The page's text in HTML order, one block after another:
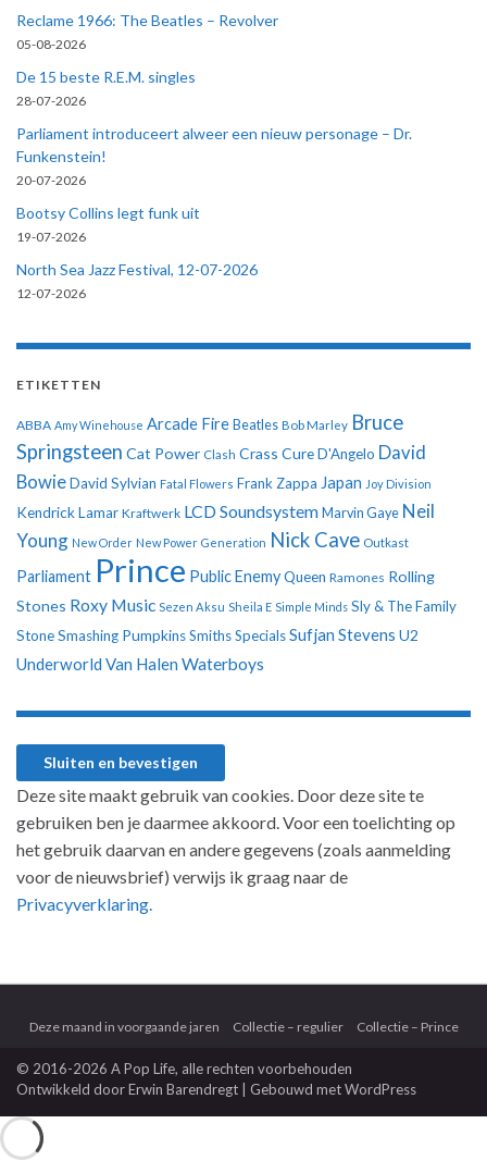
Reclame 1966: The Beatles – Revolver
05-08-2026
De 15 beste R.E.M. singles
28-07-2026
Parliament introduceert alweer een nieuw personage – Dr.
Funkenstein!
20-07-2026
Bootsy Collins legt funk uit
19-07-2026
North Sea Jazz Festival, 12-07-2026
12-07-2026
ETIKETTEN
ABBA Amy Winehouse Arcade Fire Beatles Bob Marley Bruce
Springsteen Cat Power Clash Crass CureD'Angelo David
BowieDavid Sylvian Fatal Flowers Frank Zappa Japan Joy Division
Kendrick Lamar Kraftwerk LCD Soundsystem Marvin Gaye Neil
Young New Order New Power Generation Nick Cave Outkast
Parliament Prince Public EnemyQueen Ramones Rolling
Stones Roxy Music Sezen Aksu Sheila E Simple Minds Sly & The Family
StoneSmashing PumpkinsSmithsSpecialsSufjan Stevens U2
Underworld Van Halen Waterboys
Deze site maakt gebruik van cookies. Door deze site te
gebruiken ben je daarmee akkoord. Voor een toelichting op
het gebruik daarvan en andere gegevens (zoals aanmelding
voor de nieuwsbrief) verwijs ik graag naar de
Privacyverklaring.
Deze maand in voorgaande jaren Collectie – regulier Collectie – Prince
© 2016-2026 A Pop Life, alle rechten voorbehouden
Ontwikkeld doorErwin Barendregt | Gebouwd metWordPress